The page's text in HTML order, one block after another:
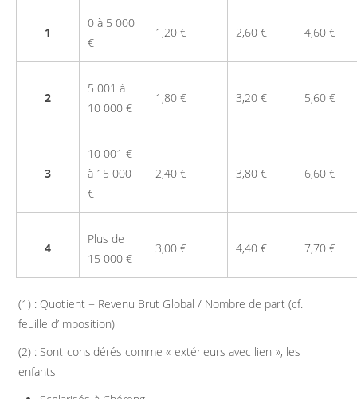
1
0 à 5 000
€
1,20 € 2,60 € 4,60 €
2
5 001 à
10 000 €
1,80 € 3,20 € 5,60 €
3
10 001 €
à 15 000
€
2,40 € 3,80 € 6,60 €
4
Plus de
15 000 €
3,00 € 4,40 € 7,70 €
(1) : Quotient = Revenu Brut Global / Nombre de part (cf.
feuille d’imposition)
(2) : Sont considérés comme « extérieurs avec lien », les
enfants